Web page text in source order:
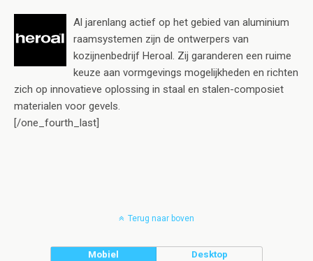
Al jarenlang actief op het gebied van aluminium
raamsystemen zijn de ontwerpers van
kozijnenbedrijf Heroal. Zij garanderen een ruime
keuze aan vormgevings mogelijkheden en richten
zich op innovatieve oplossing in staal en stalen-composiet
materialen voor gevels.
[/one_fourth_last]
Terug naar boven
Mobiel Desktop